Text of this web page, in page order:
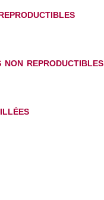
non reproductibles